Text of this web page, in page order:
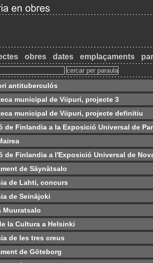
obres dates emplaçaments
antituberculós
municipal de Viipuri, projecte 3
municipal de Viipuri, projecte definitiu
de Finlandia a la Exposició Universal de
de Finlandia a l'Exposició Universal de
de Säynätsalo
de Lahti, concurs
de Seinäjoki
Muuratsalo
la Cultura a Helsinki
de les tres creus
de Göteborg